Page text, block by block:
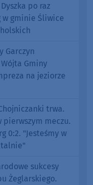
po raz
w gminie Śliwice
Garczyn
Gminy
na jeziorze
trwa.
pierwszym meczu.
0:2. "Jesteśmy w
sukcesy
Żeglarskiego.